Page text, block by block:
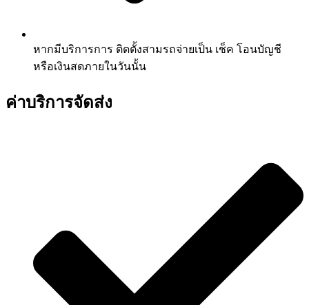
หากมีบริการการ ติดตั้งสามรถจ่ายเป็น เช็ค โอนบัญชี
หรือเงินสดภายในวันนั้น
ค่าบริการจัดส่ง